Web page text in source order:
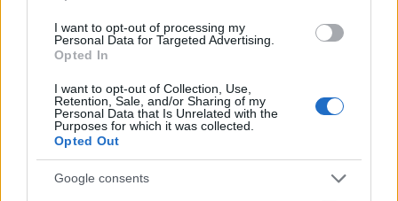
I want to opt-out of processing my
Personal Data for Targeted Advertising.
Opted In
I want to opt-out of Collection, Use,
Retention, Sale, and/or Sharing of my
Personal Data that Is Unrelated with the
Purposes for which it was collected.
Opted Out
Google consents
10 éve
rettenthetetlen volt... csak éppen a statáriális
bíróságot ez nem nagyon érdekelte, és lelőtték, mint
egy kutyát. :-p